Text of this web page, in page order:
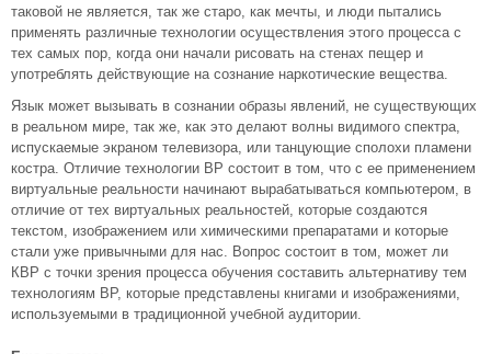
таковой не является, так же старо, как мечты, и люди пытались
применять различные технологии осуществления этого процесса с
тех самых пор, когда они начали рисовать на стенах пещер и
употреблять действующие на сознание наркотические вещества.
Язык может вызывать в сознании образы явлений, не существующих
в реальном мире, так же, как это делают волны видимого спектра,
испускаемые экраном телевизора, или танцующие сполохи пламени
костра. Отличие технологии ВР состоит в том, что с ее применением
виртуальные реальности начинают вырабатываться компьютером, в
отличие от тех виртуальных реальностей, которые создаются
текстом, изображением или химическими препаратами и которые
стали уже привычными для нас. Вопрос состоит в том, может ли
КВР с точки зрения процесса обучения составить альтернативу тем
технологиям ВР, которые представлены книгами и изображениями,
используемыми в традиционной учебной аудитории.